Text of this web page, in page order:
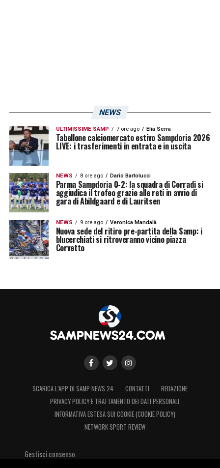
NEWS
ULTIMISSIME SAMP 7 ore ago Elia Serra
Tabellone calciomercato estivo Sampdoria 2026
LIVE: i trasferimenti in entrata e in uscita
NEWS 8 ore ago Dario Bartolucci
Parma Sampdoria 0-2: la squadra di Corradi si
aggiudica il trofeo grazie alle reti in avvio di
gara di Abildgaard e di Lauritsen
NEWS 9 ore ago Veronica Mandalà
Nuova sede del ritiro pre-partita della Samp: i
blucerchiati si ritroveranno vicino piazza
Corvetto
SCARICA L’APP DI SAMP NEWS 24 CONTATTI
REDAZIONE
PRIVACY POLICY E TRATTAMENTO DEI DATI PERSONALI
INFORMATIVA ESTESA SUI COOKIE (COOKIE POLICY)
NETWORK SPORT REVIEW
Gestisci consenso